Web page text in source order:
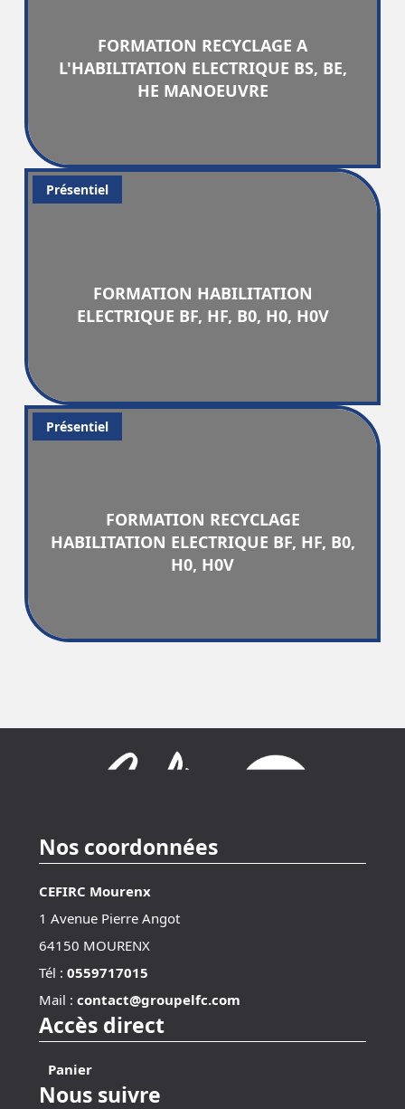
FORMATION RECYCLAGE A
L'HABILITATION ELECTRIQUE BS, BE,
HE MANOEUVRE
Présentiel
FORMATION HABILITATION
ELECTRIQUE BF, HF, B0, H0, H0V
Présentiel
FORMATION RECYCLAGE
HABILITATION ELECTRIQUE BF, HF, B0,
H0, H0V
Nos coordonnées
CEFIRC Mourenx
1 Avenue Pierre Angot
64150 MOURENX
Tél : 0559717015
Mail : contact@groupelfc.com
Accès direct
Panier
Nous suivre